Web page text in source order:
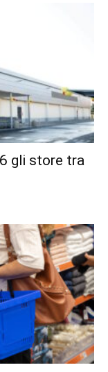
gli store tra